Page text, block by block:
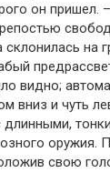
он пришел.
на
видно;
вниз и чуть
длинными,
оружия.
свою